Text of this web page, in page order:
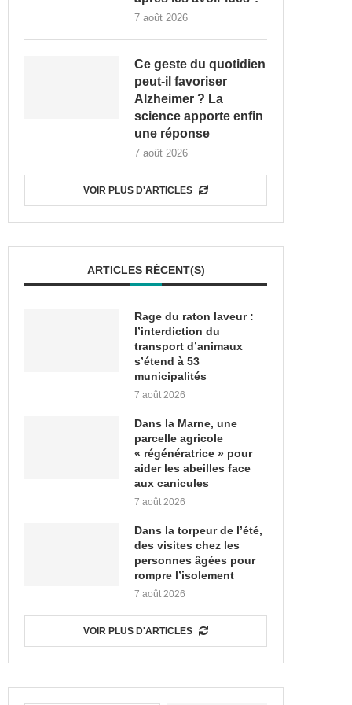
7 août 2026
Ce geste du quotidien
peut-il favoriser
Alzheimer ? La
science apporte enfin
une réponse
7 août 2026
VOIR PLUS D'ARTICLES
ARTICLES RÉCENT(S)
Rage du raton laveur :
l’interdiction du
transport d’animaux
s’étend à 53
municipalités
7 août 2026
Dans la Marne, une
parcelle agricole
« régénératrice » pour
aider les abeilles face
aux canicules
7 août 2026
Dans la torpeur de l’été,
des visites chez les
personnes âgées pour
rompre l’isolement
7 août 2026
VOIR PLUS D'ARTICLES